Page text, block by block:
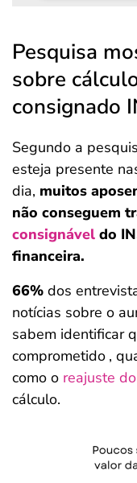
Pesquisa
sobre
consignado
Segundo a
esteja presente
dia, muitos
não conseguem
consignável do
financeira.
66% dos
notícias sobre o
sabem identificar
comprometido ,
como o reajuste
cálculo.